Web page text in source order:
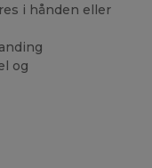
i hånden eller
og